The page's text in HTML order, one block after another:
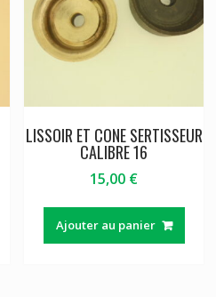
LISSOIR ET CONE SERTISSEUR
CALIBRE 16
15,00 €
Ajouter au panier